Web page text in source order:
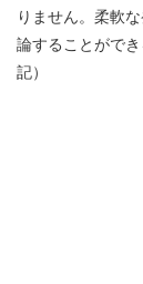
りません。柔軟
論することがで
記）